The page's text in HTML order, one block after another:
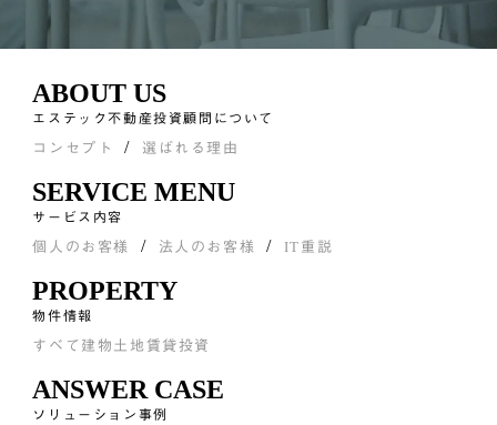
ABOUT US
エステック不動産投資顧問について
コンセプト 選ばれる理由
SERVICE MENU
サービス内容
個人のお客様 法人のお客様 IT重説
PROPERTY
物件情報
すべて 建物 土地賃貸投資
ANSWER CASE
ソリューション事例